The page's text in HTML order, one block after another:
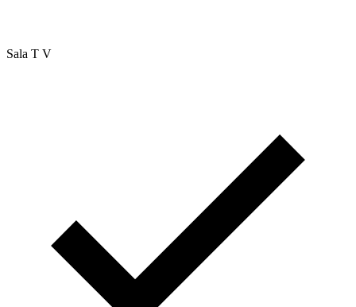
Sala T V